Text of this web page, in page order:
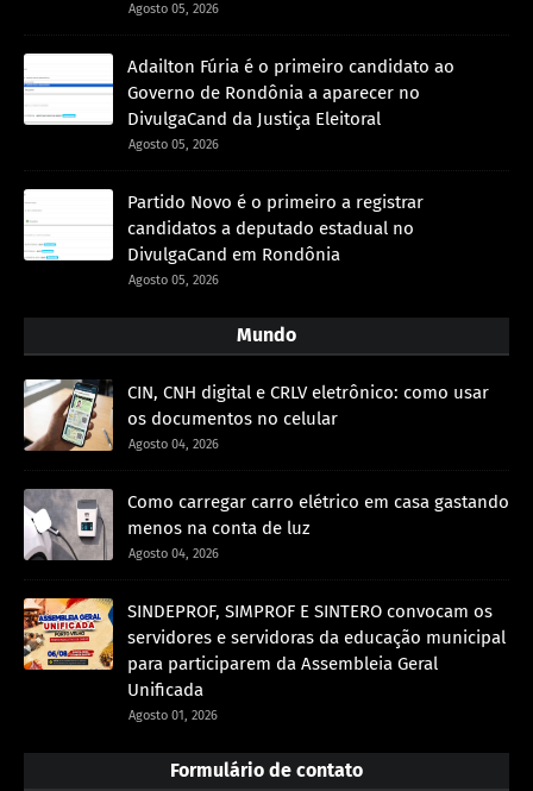
Agosto 05, 2026
Adailton Fúria é o primeiro candidato ao
Governo de Rondônia a aparecer no
DivulgaCand da Justiça Eleitoral
Agosto 05, 2026
Partido Novo é o primeiro a registrar
candidatos a deputado estadual no
DivulgaCand em Rondônia
Agosto 05, 2026
Mundo
CIN, CNH digital e CRLV eletrônico: como usar
os documentos no celular
Agosto 04, 2026
Como carregar carro elétrico em casa gastando
menos na conta de luz
Agosto 04, 2026
SINDEPROF, SIMPROF E SINTERO convocam os
servidores e servidoras da educação municipal
para participarem da Assembleia Geral
Unificada
Agosto 01, 2026
Formulário de contato